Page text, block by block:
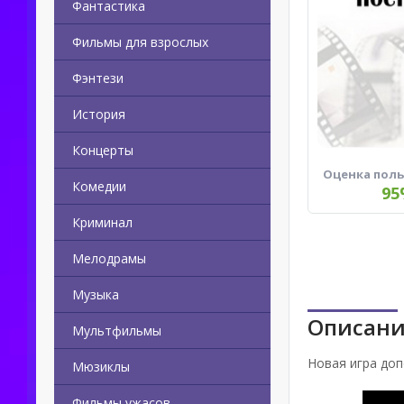
Фантастика
Фильмы для взрослых
Фэнтези
История
Концерты
Комедии
Криминал
Мелодрамы
Музыка
Мультфильмы
Мюзиклы
Оценка
Новая игра